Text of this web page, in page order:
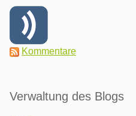
Kommentare
Verwaltung des Blogs